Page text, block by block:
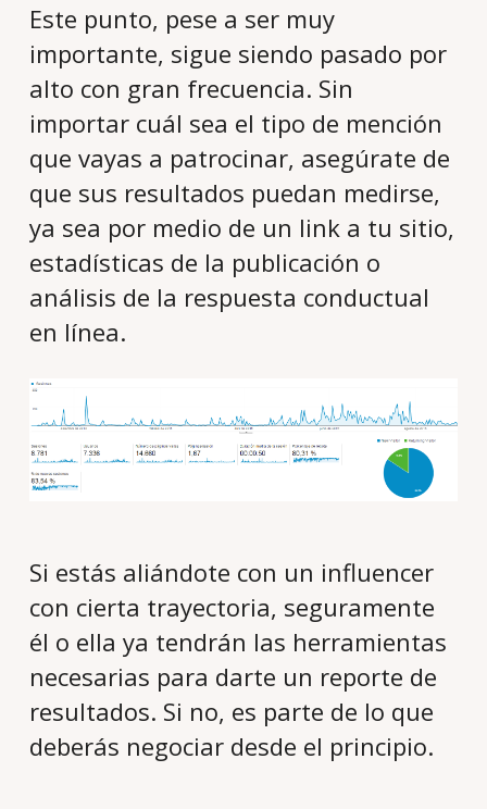
Este punto, pese a ser muy
importante, sigue siendo pasado por
alto con gran frecuencia. Sin
importar cuál sea el tipo de mención
que vayas a patrocinar, asegúrate de
que sus resultados puedan medirse,
ya sea por medio de un link a tu sitio,
estadísticas de la publicación o
análisis de la respuesta conductual
en línea.
Si estás aliándote con un influencer
con cierta trayectoria, seguramente
él o ella ya tendrán las herramientas
necesarias para darte un reporte de
resultados. Si no, es parte de lo que
deberás negociar desde el principio.